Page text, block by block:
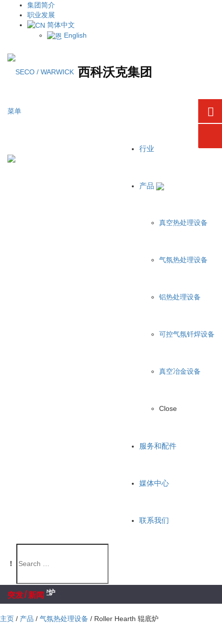
集团简介
职业发展
简体中文
English
西科沃克集团
菜单
行业
产品
真空热处理设备
气氛热处理设备
铝热处理设备
可控气氛钎焊设备
真空冶金设备
Close
服务和配件
媒体中心
联系我们
！
突发/新闻
主页 / 产品 / 气氛热处理设备 / Roller Hearth 辊底炉